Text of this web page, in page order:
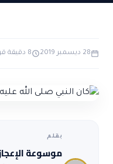
الاعجاز البياني و
الاعجاز التشريعي في
حول القراّن
تواصل معنا
28 ديسمبر 2019 8 دقيقة قراءة
بقلم
موسوعة